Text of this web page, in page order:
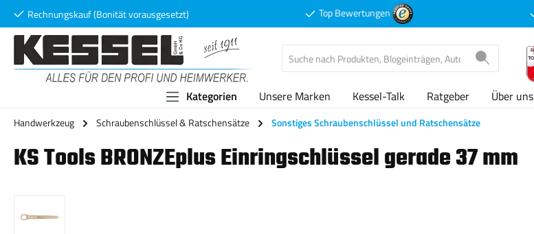
Hauptinhalt springen
Zur Suche springen
Zur Hauptnavigation springen
Rechnungskauf (Bonität vorausgesetzt) Top Bewertungen
Kategorien Unsere Marken Kessel-Talk Ratgeber Über uns
Handwerkzeug Schraubenschlüssel & Ratschensätze Sonstiges Schraubenschlüssel und Ratschensätze
KS Tools BRONZEplus Einringschlüssel gerade 37 mm